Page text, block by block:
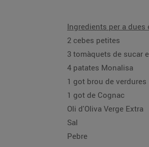
Ingredients per a dues
2 cebes petites
3 tomàquets de sucar
4 patates Monalisa
1 got brou de verdures
1 got de Cognac
Oli d'Oliva Verge Extra
Sal
Pebre